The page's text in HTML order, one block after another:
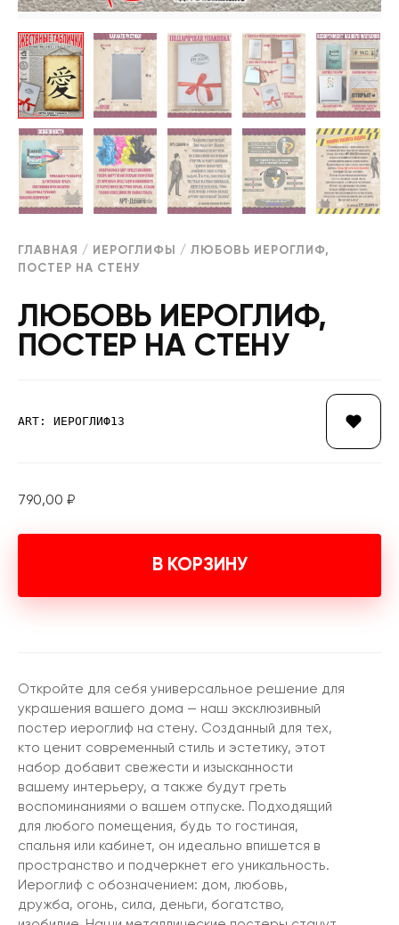
ГЛАВНАЯ / ИЕРОГЛИФЫ
/ ЛЮБОВЬ ИЕРОГЛИФ,
ПОСТЕР НА СТЕНУ
ЛЮБОВЬ ИЕРОГЛИФ,
ПОСТЕР НА СТЕНУ
ART: ИЕРОГЛИФ13
790,00 ₽
В КОРЗИНУ
Откройте для себя универсальное решение для
украшения вашего дома — наш эксклюзивный
постер иероглиф на стену. Созданный для тех,
кто ценит современный стиль и эстетику, этот
набор добавит свежести и изысканности
вашему интерьеру, а также будут греть
воспоминаниями о вашем отпуске. Подходящий
для любого помещения, будь то гостиная,
спальня или кабинет, он идеально впишется в
пространство и подчеркнет его уникальность.
Иероглиф с обозначением: дом, любовь,
дружба, огонь, сила, деньги, богатство,